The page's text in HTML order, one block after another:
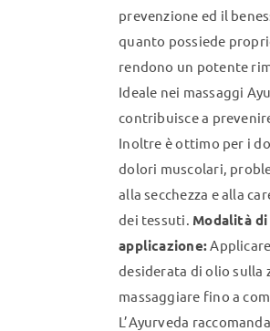
prevenzione ed il
quanto possiede
rendono un potente
Ideale nei massaggi
contribuisce a
Inoltre è ottimo per i
dolori muscolari,
alla secchezza e alla
dei tessuti. Modalità di
applicazione:
desiderata di olio sulla
massaggiare fino a
L’Ayurveda